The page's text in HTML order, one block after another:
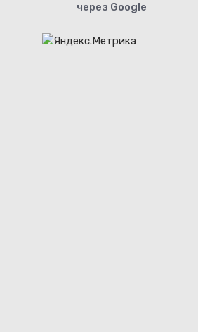
через Google